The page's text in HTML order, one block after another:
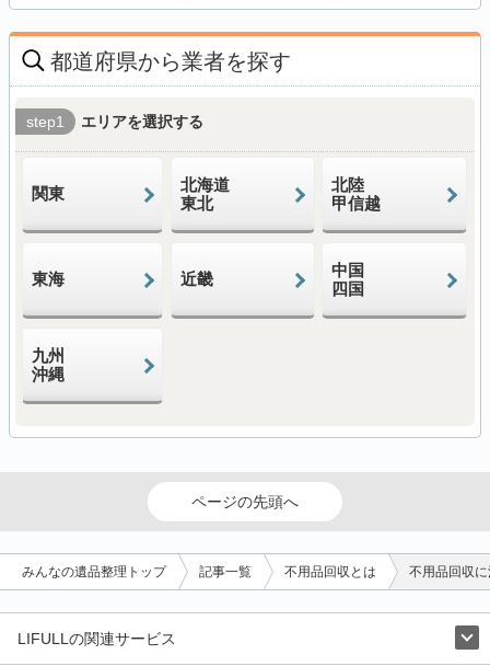
都道府県から業者を探す
step1 エリアを選択する
関東
北海道
東北
北陸
甲信越
東海 近畿
中国
四国
九州
沖縄
ページの先頭へ
みんなの遺品整理トップ 記事一覧 不用品回収とは 不用品回収
LIFULLの関連サービス